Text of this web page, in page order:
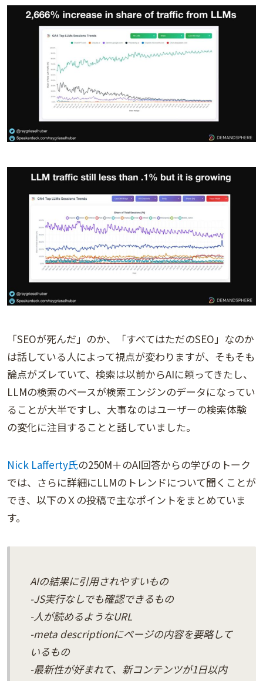
「SEOが死んだ」のか、「すべてはただのSEO」なのか
は話している人によって視点が変わりますが、そもそも
論点がズレていて、検索は以前からAIに頼ってきたし、
LLMの検索のベースが検索エンジンのデータになってい
ることが大半ですし、大事なのはユーザーの検索体験
の変化に注目することと話していました。
Nick Lafferty氏の250M＋のAI回答からの学びのトーク
では、さらに詳細にLLMのトレンドについて聞くことが
でき、以下のＸの投稿で主なポイントをまとめていま
す。
AIの結果に引用されやすいもの
-JS実行なしでも確認できるもの
-人が読めるようなURL
-meta descriptionにページの内容を要略して
いるもの
-最新性が好まれて、新コンテンツが1日以内